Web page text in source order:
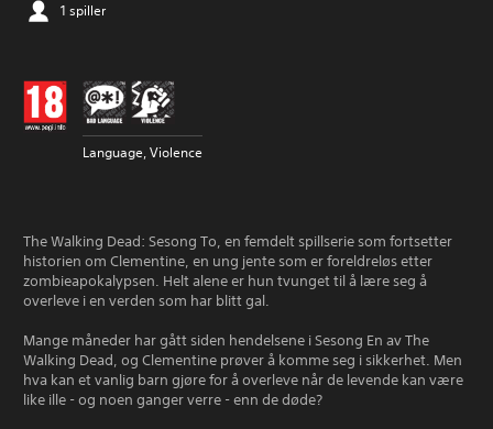
1 spiller
Language, Violence
The Walking Dead: Sesong To, en femdelt spillserie som fortsetter
historien om Clementine, en ung jente som er foreldreløs etter
zombieapokalypsen. Helt alene er hun tvunget til å lære seg å
overleve i en verden som har blitt gal.
Mange måneder har gått siden hendelsene i Sesong En av The
Walking Dead, og Clementine prøver å komme seg i sikkerhet. Men
hva kan et vanlig barn gjøre for å overleve når de levende kan være
like ille - og noen ganger verre - enn de døde?